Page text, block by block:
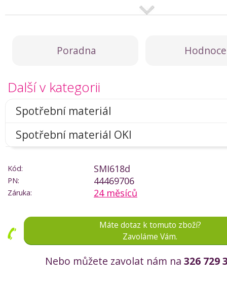
Poradna
Další v kategorii
Spotřební materiál
Spotřební materiál OKI
Kód: SMI618d
PN: 44469706
Záruka: 24 měsíců
Máte dotaz k tomuto zboží?
Zavoláme Vám.
Nebo můžete zavolat nám na 326 729